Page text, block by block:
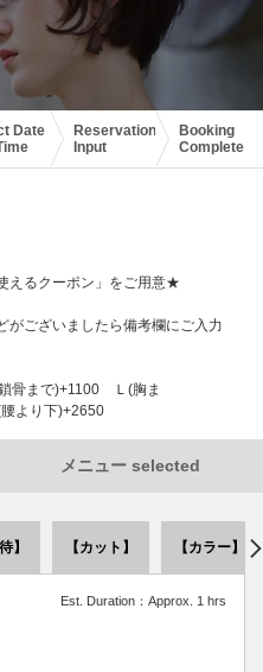
Date
Reservation
Input
Booking
Complete
えるクーポン」をご用意★
がございましたら備考欄にご入力
骨まで)+1100 Ｌ(胸ま
より下)+2650
メニュー selected
】 【カット】 【カラー】
Est. Duration：Approx. 1 hrs